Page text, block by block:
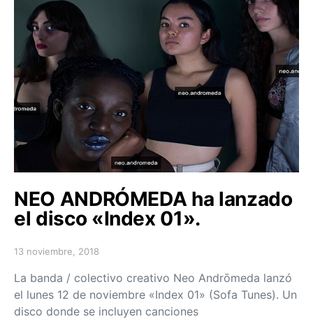
NEO ANDRÓMEDA ha lanzado
el disco «Index 01».
Posted on
13 noviembre, 2018
La banda / colectivo creativo Neo Andrōmeda lanzó
el lunes 12 de noviembre «Index 01» (Sofa Tunes). Un
disco donde se incluyen canciones